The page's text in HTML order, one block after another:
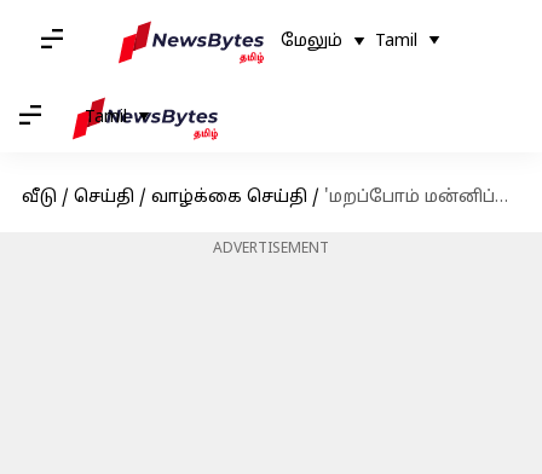
மேலும் Tamil
Tamil
வீடு / செய்தி / வாழ்க்கை செய்தி / 'மறப்போம் மன்னிப்போம்' என, முறிந்த உங்கள் காதல் உறவை மீண்டும் புதுப்பிப்பது சரியா?
ADVERTISEMENT